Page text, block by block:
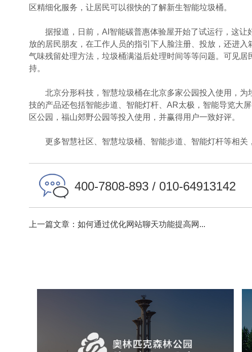
区精细化服务，让居民可以很快的了解新生智能垃圾桶。
据报道，日前，AI智能碳普惠体验屋开始了试运行，这让
放的居民朋友，在工作人员的指引下人脸注册、投放，还进
气味残留处理方法，垃圾桶满溢后处理时间等等问题。可见
持。
北京分形科技，智慧垃圾桶在北京多家公园投入使用，为
技的产品还包括智能步道、智能灯杆、AR太极，智能导览大
区公园，福山郊野公园等投入使用，并赢得用户一致好评。
更多智慧社区、智慧垃圾桶、智能步道、智能灯杆等相关
400-7808-893 / 010-64913142
上一篇文章：如何通过优化网站聊天功能提高网...
奥体森林公园